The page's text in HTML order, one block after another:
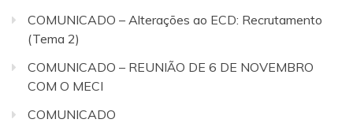
COMUNICADO – Alterações ao ECD: Recrutamento
(Tema 2)
COMUNICADO – REUNIÃO DE 6 DE NOVEMBRO
COM O MECI
COMUNICADO